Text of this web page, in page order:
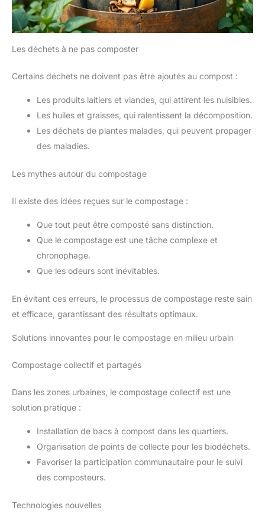
Les déchets à ne pas composter
Certains déchets ne doivent pas être ajoutés au compost :
Les produits laitiers et viandes, qui attirent les nuisibles.
Les huiles et graisses, qui ralentissent la décomposition.
Les déchets de plantes malades, qui peuvent propager
des maladies.
Les mythes autour du compostage
Il existe des idées reçues sur le compostage :
Que tout peut être composté sans distinction.
Que le compostage est une tâche complexe et
chronophage.
Que les odeurs sont inévitables.
En évitant ces erreurs, le processus de compostage reste sain
et efficace, garantissant des résultats optimaux.
Solutions innovantes pour le compostage en milieu urbain
Compostage collectif et partagés
Dans les zones urbaines, le compostage collectif est une
solution pratique :
Installation de bacs à compost dans les quartiers.
Organisation de points de collecte pour les biodéchets.
Favoriser la participation communautaire pour le suivi
des composteurs.
Technologies nouvelles